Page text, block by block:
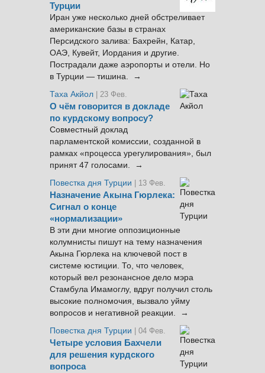
Турции
Иран уже несколько дней обстреливает
американские базы в странах
Персидского залива: Бахрейн, Катар,
ОАЭ, Кувейт, Иордания и другие.
Пострадали даже аэропорты и отели. Но
в Турции — тишина. →
Таха Акйол | 23 Фев.
О чём говорится в докладе
по курдскому вопросу?
Совместный доклад
парламентской комиссии, созданной в
рамках «процесса урегулирования», был
принят 47 голосами. →
Повестка дня Турции
| 13 Фев.
Назначение Акына Гюрлека:
Сигнал о конце
«нормализации»
В эти дни многие оппозиционные
колумнисты пишут на тему назначения
Акына Гюрлека на ключевой пост в
системе юстиции. То, что человек,
который вел резонансное дело мэра
Стамбула Имамоглу, вдруг получил столь
высокие полномочия, вызвало уйму
вопросов и негативной реакции. →
Повестка дня Турции
| 04 Фев.
Четыре условия Бахчели
для решения курдского
вопроса